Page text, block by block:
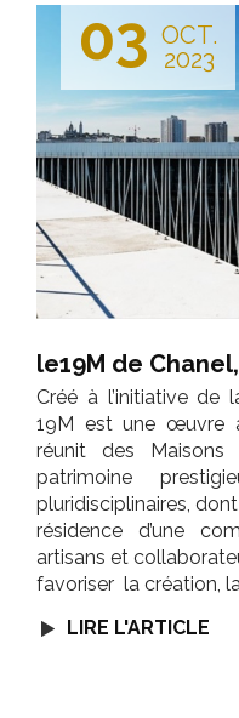
03 OCT.
2023
le19M de
Créé à l’initiative de
19M est une œuvre
réunit des Maisons
patrimoine
pluridisciplinaires,
résidence d’une
artisans et
favoriser la création,
LIRE L'ARTICLE